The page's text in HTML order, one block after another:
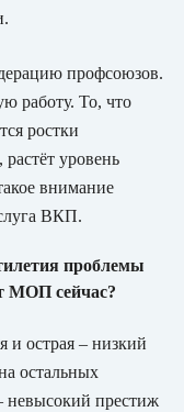
профсоюзов.
работу. То, что
ростки
уровень
внимание
ВКП.
проблемы
МОП сейчас?
и острая – низкий
остальных
невысокий престиж